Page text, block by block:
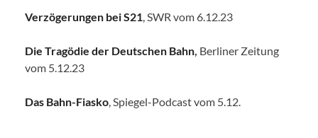
Verzögerungen bei S21, SWR vom 6.12.23
Die Tragödie der Deutschen Bahn, Berliner Zeitung
vom 5.12.23
Das Bahn-Fiasko, Spiegel-Podcast vom 5.12.